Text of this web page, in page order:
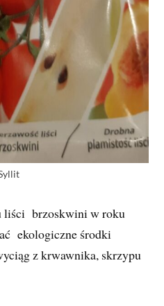
liści brzoskwini w roku
ekologiczne środki
z krwawnika, skrzypu